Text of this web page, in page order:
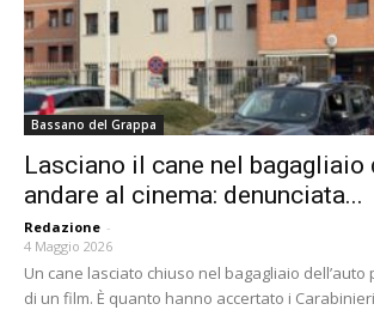
Bassano del Grappa
Lasciano il cane nel bagagliaio
andare al cinema: denunciata...
Redazione -
4 Maggio 2026
Un cane lasciato chiuso nel bagagliaio
di un film. È quanto hanno accertato i